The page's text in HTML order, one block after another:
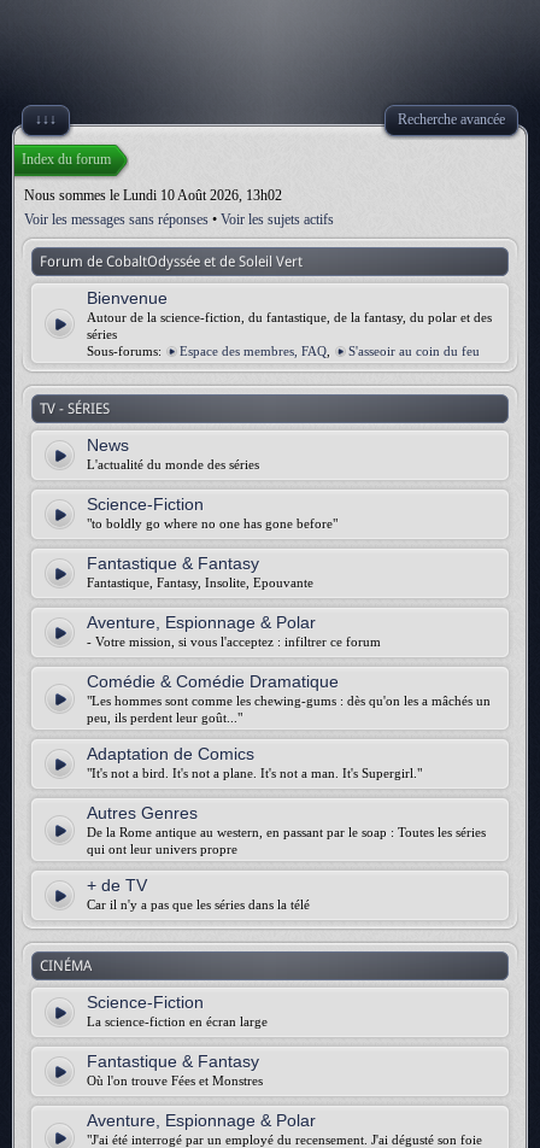
↓↓↓ Recherche avancée
Index du forum
Nous sommes le Lundi 10 Août 2026, 13h02
Voir les messages sans réponses • Voir les sujets actifs
Forum de CobaltOdyssée et de Soleil Vert
Bienvenue
Autour de la science-fiction, du fantastique, de la fantasy, du polar et des
séries
Sous-forums:
Espace des membres, FAQ S'asseoir au coin du feu
TV - SÉRIES
News
L'actualité du monde des séries
Science-Fiction
"to boldly go where no one has gone before"
Fantastique & Fantasy
Fantastique, Fantasy, Insolite, Epouvante
Aventure, Espionnage & Polar
- Votre mission, si vous l'acceptez : infiltrer ce forum
Comédie & Comédie Dramatique
"Les hommes sont comme les chewing-gums : dès qu'on les a mâchés un
peu, ils perdent leur goût..."
Adaptation de Comics
"It's not a bird. It's not a plane. It's not a man. It's Supergirl."
Autres Genres
De la Rome antique au western, en passant par le soap : Toutes les séries
qui ont leur univers propre
+ de TV
Car il n'y a pas que les séries dans la télé
CINÉMA
Science-Fiction
La science-fiction en écran large
Fantastique & Fantasy
Où l'on trouve Fées et Monstres
Aventure, Espionnage & Polar
"J'ai été interrogé par un employé du recensement. J'ai dégusté son foie